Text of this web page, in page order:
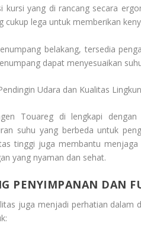
kursi yang di rancang secara
cukup lega untuk memberikan
belakang, tersedia
dapat menyesuaikan
Udara dan Kualitas
Touareg di lengkapi
suhu yang berbeda untuk
tinggi juga membantu
yang nyaman dan sehat.
PENYIMPANAN DAN
juga menjadi perhatian dalam